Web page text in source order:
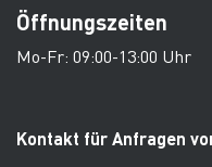
Öffnungszeiten
Mo-Fr: 09:00-13:00 Uhr
Kontakt für Anfragen